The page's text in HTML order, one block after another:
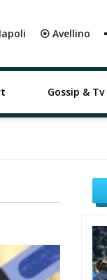
⦿ Avellino
Gossip & Tv